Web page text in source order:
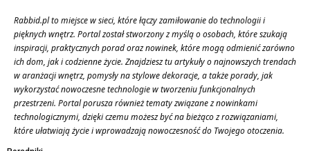
Rabbid.pl to miejsce w sieci, które łączy zamiłowanie do technologii i
pięknych wnętrz. Portal został stworzony z myślą o osobach, które szukają
inspiracji, praktycznych porad oraz nowinek, które mogą odmienić zarówno
ich dom, jak i codzienne życie. Znajdziesz tu artykuły o najnowszych trendach
w aranżacji wnętrz, pomysły na stylowe dekoracje, a także porady, jak
wykorzystać nowoczesne technologie w tworzeniu funkcjonalnych
przestrzeni. Portal porusza również tematy związane z nowinkami
technologicznymi, dzięki czemu możesz być na bieżąco z rozwiązaniami,
które ułatwiają życie i wprowadzają nowoczesność do Twojego otoczenia.